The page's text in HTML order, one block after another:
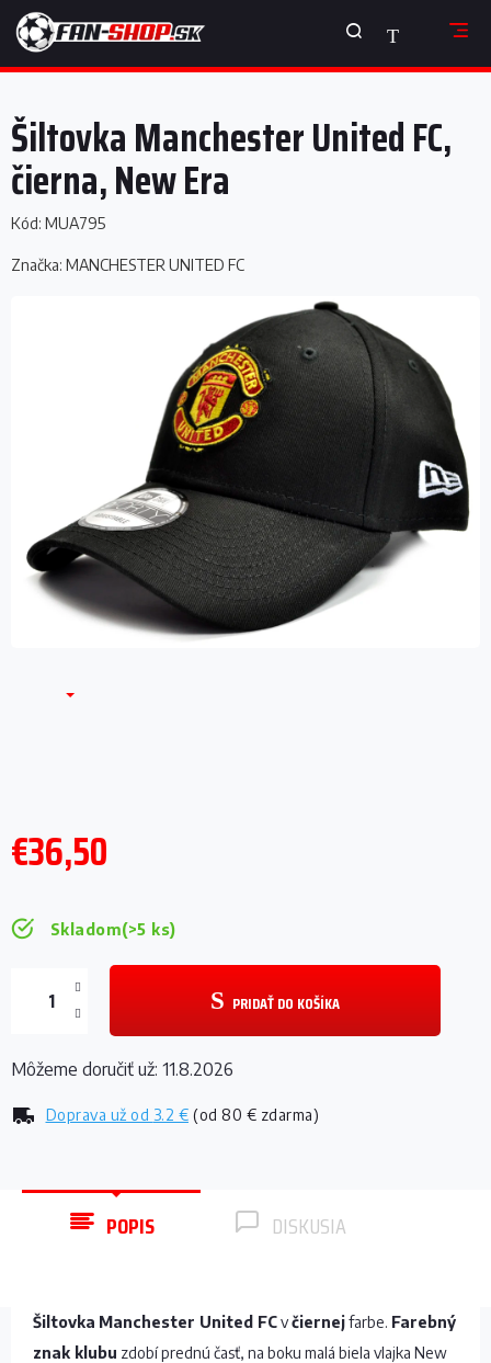
Prejsť
obsah
NÁKUPNÝ
KOŠÍK
Šiltovka Manchester United FC,
čierna, New Era
Kód: MUA795
Značka: MANCHESTER UNITED FC
€36,50
Skladom(>5 ks)
Doprava už od 3.2 € (od 80 € zdarma)
PRIDAŤ DO KOŠÍKA
Môžeme doručiť už: 11.8.2026
POPIS DISKUSIA
Šiltovka Manchester United FCvčiernejfarbe. Farebný
znak klubu zdobí prednú časť, na boku malá biela vlajka New